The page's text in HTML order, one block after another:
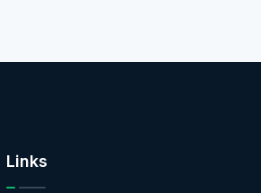
Links